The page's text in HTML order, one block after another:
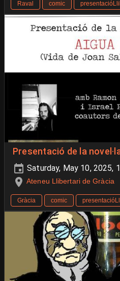
Raval comic
Presentació de la
Saturday, May 10, 2025,
Ateneu Llibertari de Gràcia
Gràcia comic